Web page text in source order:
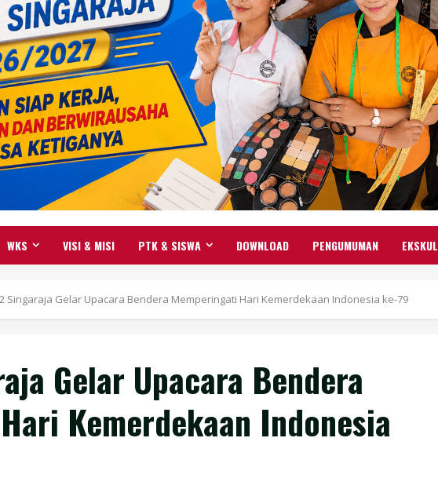
WKS VISI & MISI PTK & SISWA DOWNLOAD PENGUMUMAN EKSKUL
2 Singaraja Gelar Upacara Bendera Memperingati Hari Kemerdekaan Indonesia ke-79
Gelar Upacara Bendera
Kemerdekaan Indonesia